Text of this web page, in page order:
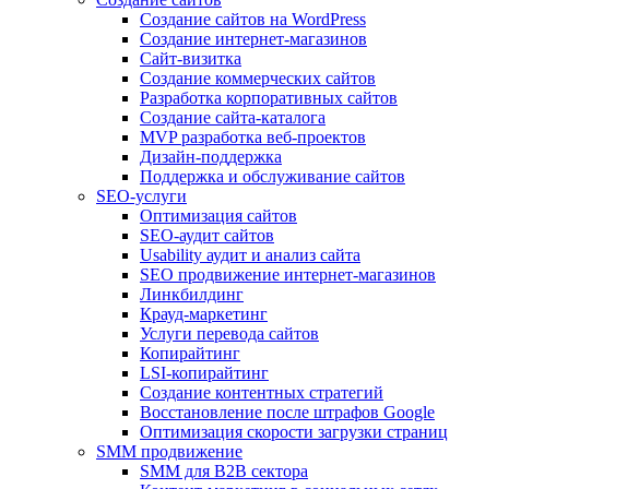
Создание сайтов на WordPress
Создание интернет-магазинов
Сайт-визитка
Создание коммерческих сайтов
Разработка корпоративных сайтов
Создание сайта-каталога
MVP разработка веб-проектов
Дизайн-поддержка
Поддержка и обслуживание сайтов
SEO-услуги
Оптимизация сайтов
SEO-аудит сайтов
Usability аудит и анализ сайта
SEO продвижение интернет-магазинов
Линкбилдинг
Крауд-маркетинг
Услуги перевода сайтов
Копирайтинг
LSI-копирайтинг
Создание контентных стратегий
Восстановление после штрафов Google
Оптимизация скорости загрузки страниц
SMM продвижение
SMM для B2B сектора